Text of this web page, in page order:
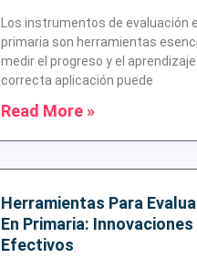
Los instrumentos de evaluación
primaria son herramientas
medir el progreso y el
correcta aplicación puede
Read More »
Herramientas Para
En Primaria:
Efectivos